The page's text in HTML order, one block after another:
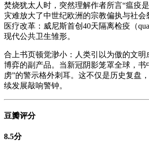
焚烧犹太人时，突然理解作者所言“瘟
灾难放大了中世纪欧洲的宗教偏执与社会
医疗改革：威尼斯首创40天隔离检疫（
现代公共卫生雏形。
合上书页顿觉渺小：人类引以为傲的文明
博弈的副产品。当新冠阴影笼罩全球，书
虏”的警示格外刺耳。这不仅是历史复盘
续发展敲响警钟。
豆瓣评分
8.5分